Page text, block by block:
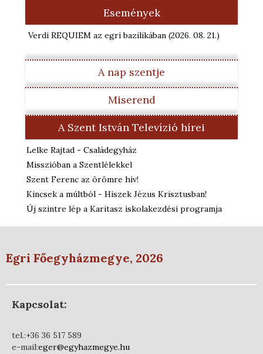
Események
Verdi REQUIEM az egri bazilikában (2026. 08. 21.)
A nap szentje
Miserend
A Szent István Televízió hírei
Lelke Rajtad - Családegyház
Misszióban a Szentlélekkel
Szent Ferenc az örömre hív!
Kincsek a múltból - Hiszek Jézus Krisztusban!
Új szintre lép a Karitasz iskolakezdési programja
Egri Főegyházmegye, 2026
Kapcsolat:
tel.:+36 36 517 589
e-mail:eger@egyhazmegye.hu